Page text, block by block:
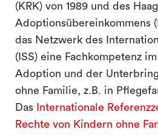
(KRK) von 1989 und des
Adoptionsübereinkommens
das Netzwerk des
(ISS) eine Fachkompetenz
Adoption und der
ohne Familie, z.B. in
Das
Internationale
Rechte von Kindern ohne